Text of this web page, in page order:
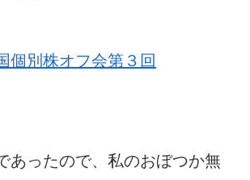
個別株オフ会第３回
あったので、私のおぼつか無